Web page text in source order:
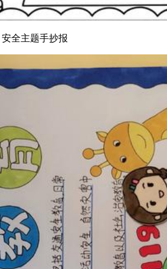
安全主题手抄报